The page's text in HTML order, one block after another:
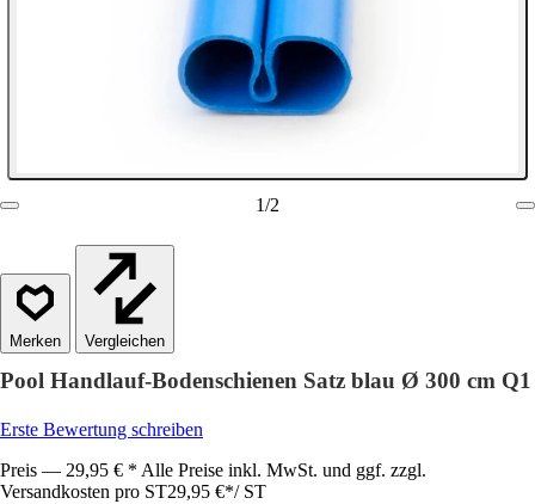
1/2
Vergleichen
Pool Handlauf-Bodenschienen Satz blau Ø 300 cm Q1
Erste Bewertung schreiben
Preis — 29,95 € * Alle Preise inkl. MwSt. und ggf. zzgl.
Versandkosten pro ST29,95 €*/ ST